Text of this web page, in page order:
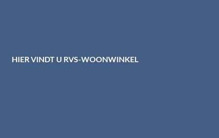
HIER VINDT U RVS-WOONWINKEL